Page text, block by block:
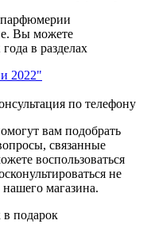
Вы можете
в разделах
2022"
по телефону
вам подобрать
связанные
воспользоваться
не
магазина.
подарок